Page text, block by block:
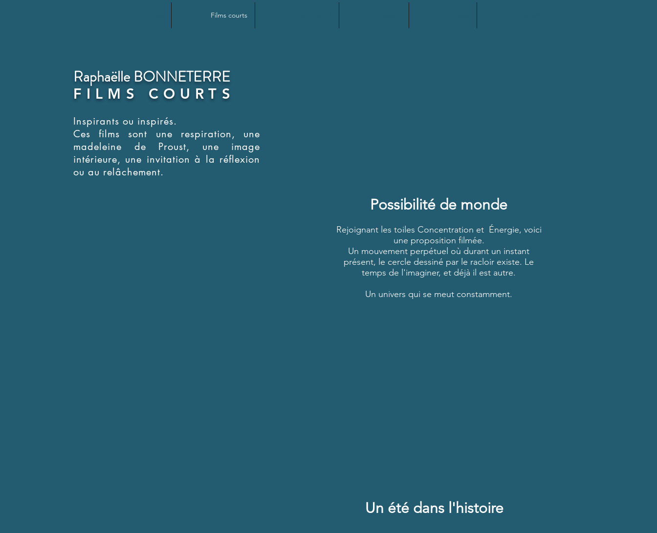
Films courts
FILMS COURTS
Raphaëlle BONNETERRE
Inspirants ou inspirés.
Ces films sont une respiration, une
madeleine de Proust, une image
intérieure, une invitation à la réflexion
ou au relâchement.
Possibilité de monde
Rejoignant les toiles Concentration et Énergie, voici
une proposition filmée.
Un mouvement perpétuel où durant un instant
présent, le cercle dessiné par le racloir existe. Le
temps de l'imaginer, et déjà il est autre.
Un univers qui se meut constamment.
Un été dans l'histoire